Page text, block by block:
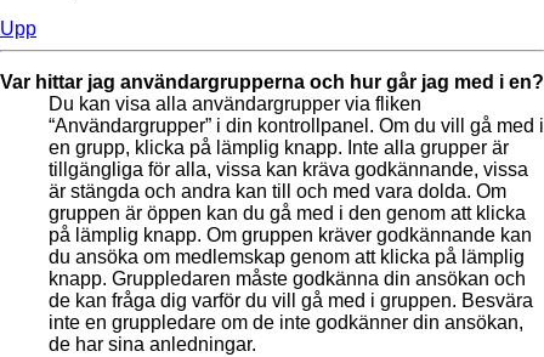
Upp
Var hittar jag användargrupperna och hur går jag med i en?
Du kan visa alla användargrupper via fliken
“Användargrupper” i din kontrollpanel. Om du vill gå med i
en grupp, klicka på lämplig knapp. Inte alla grupper är
tillgängliga för alla, vissa kan kräva godkännande, vissa
är stängda och andra kan till och med vara dolda. Om
gruppen är öppen kan du gå med i den genom att klicka
på lämplig knapp. Om gruppen kräver godkännande kan
du ansöka om medlemskap genom att klicka på lämplig
knapp. Gruppledaren måste godkänna din ansökan och
de kan fråga dig varför du vill gå med i gruppen. Besvära
inte en gruppledare om de inte godkänner din ansökan,
de har sina anledningar.